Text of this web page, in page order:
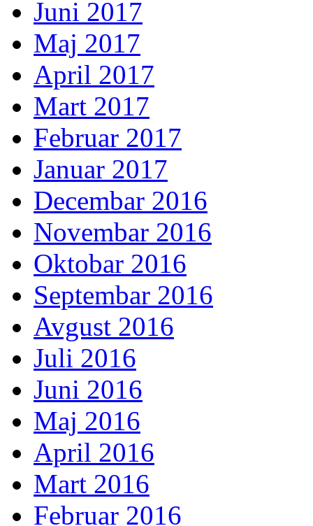
Juni 2017
Maj 2017
April 2017
Mart 2017
Februar 2017
Januar 2017
Decembar 2016
Novembar 2016
Oktobar 2016
Septembar 2016
Avgust 2016
Juli 2016
Juni 2016
Maj 2016
April 2016
Mart 2016
Februar 2016